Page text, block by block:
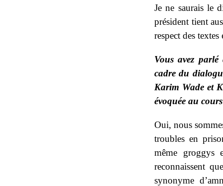
Je ne saurais le
président tient
respect des
Vous avez
cadre du
Karim Wade et
évoquée au
Oui, nous
troubles en
même groggys
reconnaissent
synonyme